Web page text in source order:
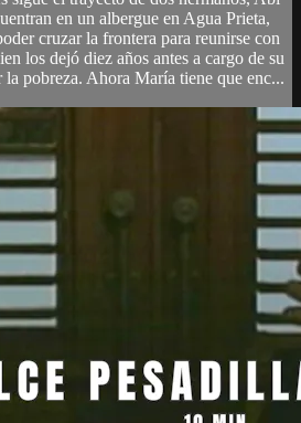
en un albergue en Agua Prieta,
cruzar la frontera para reunirse con
los dejó diez años antes a cargo de su
la pobreza. Ahora María tiene que enc...